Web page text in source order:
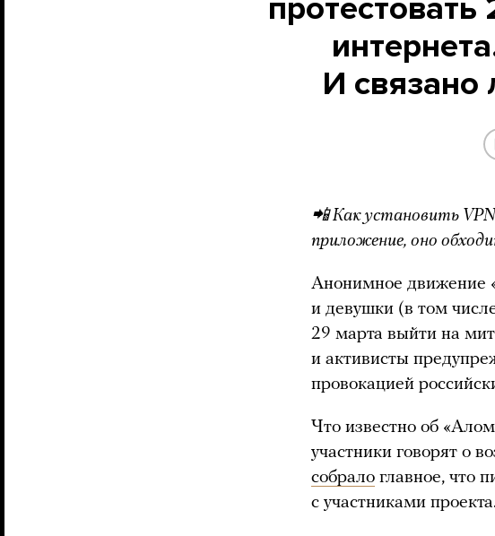
И связано
📲 Как установить
приложение, оно
Анонимное движение
и девушки (в том
29 марта выйти на
и активисты
провокацией
Что известно об
участники говорят о
собрало главное, что
с участниками